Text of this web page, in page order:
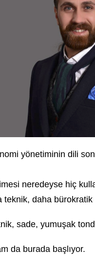
yönetiminin dili
neredeyse hiç
teknik, daha
sade, yumuşak
da burada başlıyor.